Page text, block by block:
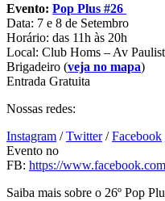
Evento: Pop Plus #26
Data: 7 e 8 de Setembro
Horário: das 11h às 20h
Local: Club Homs – Av
Brigadeiro (veja no mapa)
Entrada Gratuita
Nossas redes:
Instagram /Twitter/Facebook
Evento no
FB: https://
Saiba mais sobre o 26º Pop